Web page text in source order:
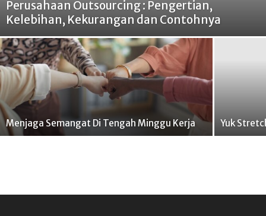
Perusahaan Outsourcing : Pengertian,
Kelebihan, Kekurangan dan Contohnya
Menjaga Semangat Di Tengah Minggu Kerja Yuk